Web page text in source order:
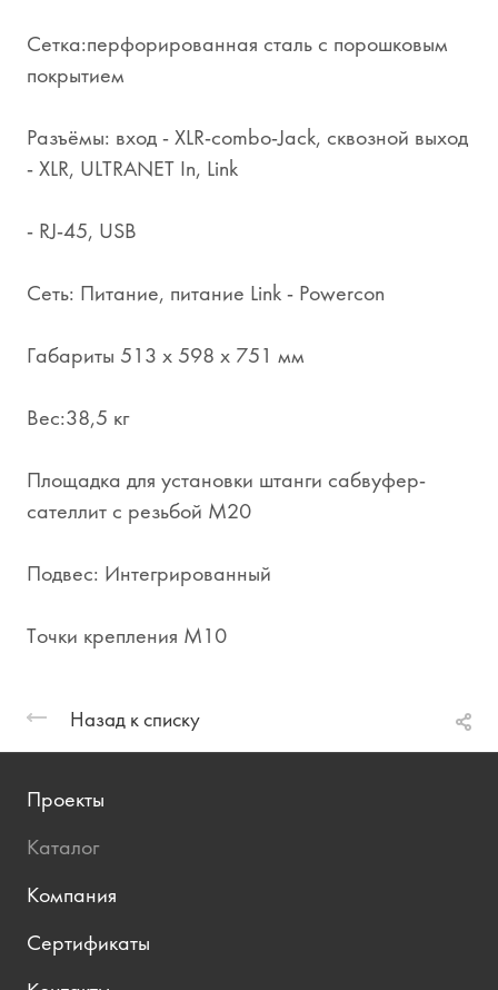
Сетка:перфорированная сталь с порошковым
покрытием
Разъёмы: вход - XLR-combo-Jack, сквозной выход
- XLR, ULTRANET In, Link
- RJ-45, USB
Сеть: Питание, питание Link - Powercon
Габариты 513 x 598 x 751 мм
Вес:38,5 кг
Площадка для установки штанги сабвуфер-
сателлит с резьбой M20
Подвес: Интегрированный
Точки крепления M10
Назад к списку
Проекты
Каталог
Компания
Сертификаты